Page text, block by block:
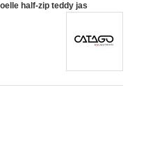
half-zip teddy jas